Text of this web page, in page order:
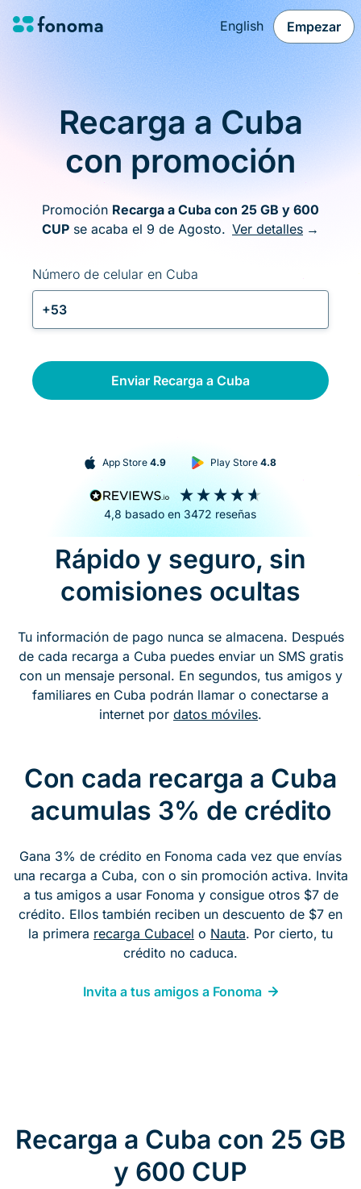
English Empezar
Recarga a Cuba
con promoción
Promoción Recarga a Cuba con 25 GB y 600
CUP se acaba el 9 de Agosto. Ver detalles →
Número de celular en Cuba
+53
Enviar Recarga a Cuba
App Store 4.9 Play Store 4.8
4,8 basado en 3472 reseñas
Rápido y seguro, sin
comisiones ocultas
Tu información de pago nunca se almacena. Después
de cada recarga a Cuba puedes enviar un SMS gratis
con un mensaje personal. En segundos, tus amigos y
familiares en Cuba podrán llamar o conectarse a
internet por datos móviles.
Con cada recarga a Cuba
acumulas 3% de crédito
Gana 3% de crédito en Fonoma cada vez que envías
una recarga a Cuba, con o sin promoción activa. Invita
a tus amigos a usar Fonoma y consigue otros $7 de
crédito. Ellos también reciben un descuento de $7 en
la primera recarga Cubacel o Nauta. Por cierto, tu
crédito no caduca.
Invita a tus amigos a Fonoma
Recarga a Cuba con 25 GB
y 600 CUP